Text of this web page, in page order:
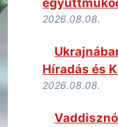
2026.08.08.
Híradás és
2026.08.08.